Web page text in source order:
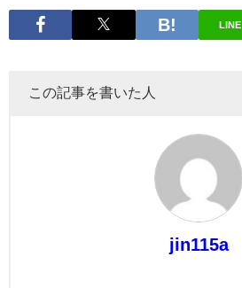
LINE
この記事を書いた人
jin115a